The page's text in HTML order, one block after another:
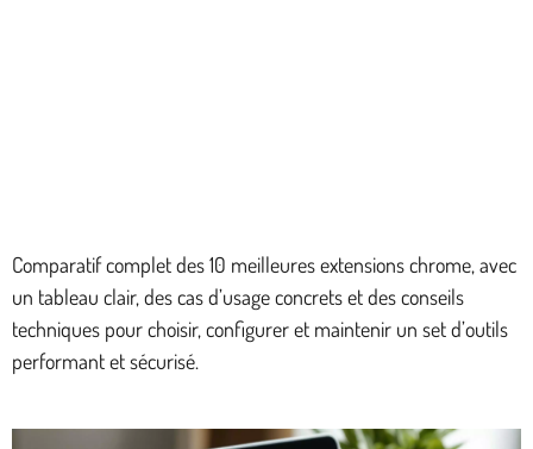
Comparatif complet des 10 meilleures extensions chrome, avec
un tableau clair, des cas d’usage concrets et des conseils
techniques pour choisir, configurer et maintenir un set d’outils
performant et sécurisé.